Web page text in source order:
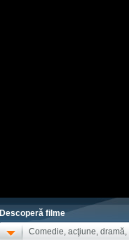
Descoperă filme
Comedie, acţiune, dramă,